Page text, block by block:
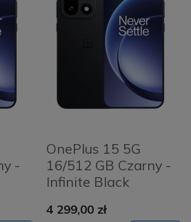
-
OnePlus 15 5G
16/512 GB Czarny -
Infinite Black
4 299,00 zł